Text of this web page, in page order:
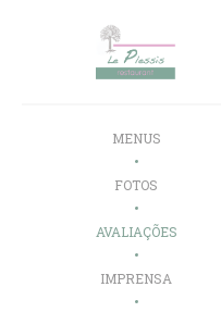
MENUS
FOTOS
AVALIAÇÕES
IMPRENSA